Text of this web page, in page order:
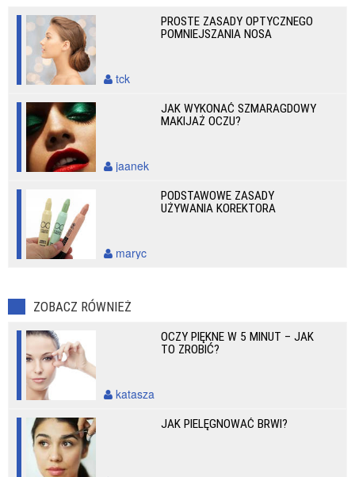
PROSTE ZASADY OPTYCZNEGO
POMNIEJSZANIA NOSA
tck
JAK WYKONAĆ SZMARAGDOWY
MAKIJAŻ OCZU?
jaanek
PODSTAWOWE ZASADY
UŻYWANIA KOREKTORA
maryc
ZOBACZ RÓWNIEŻ
OCZY PIĘKNE W 5 MINUT – JAK
TO ZROBIĆ?
katasza
JAK PIELĘGNOWAĆ BRWI?